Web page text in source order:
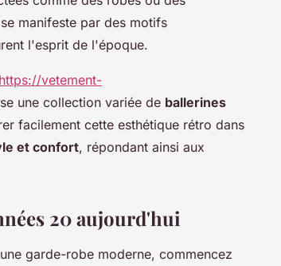
manifeste par des motifs
l'esprit de l'époque.
https://vetement-
une collection variée de ballerines
facilement cette esthétique rétro dans
et confort, répondant ainsi aux
20 aujourd'hui
garde-robe moderne, commencez